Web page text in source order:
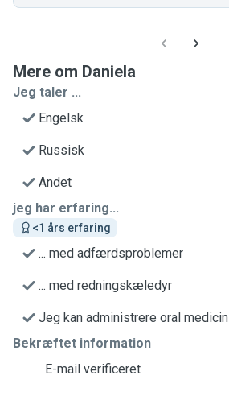
Mere om Daniela
Jeg taler ...
Engelsk
Russisk
Andet
jeg har erfaring...
<1 års erfaring
... med adfærdsproblemer
... med redningskæledyr
Jeg kan administrere oral medicin
Bekræftet information
E-mail verificeret